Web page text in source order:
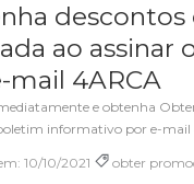
descontos
ao
mail 4ARCA
e obtenha
informativo por e-mail
10/10/2021 obter